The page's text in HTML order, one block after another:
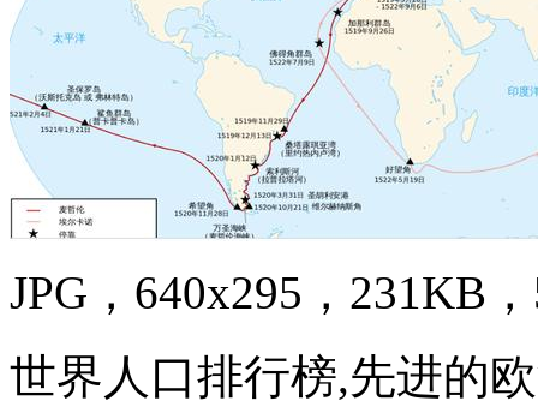
JPG，640x295，231KB
世界人口排行榜,先进的